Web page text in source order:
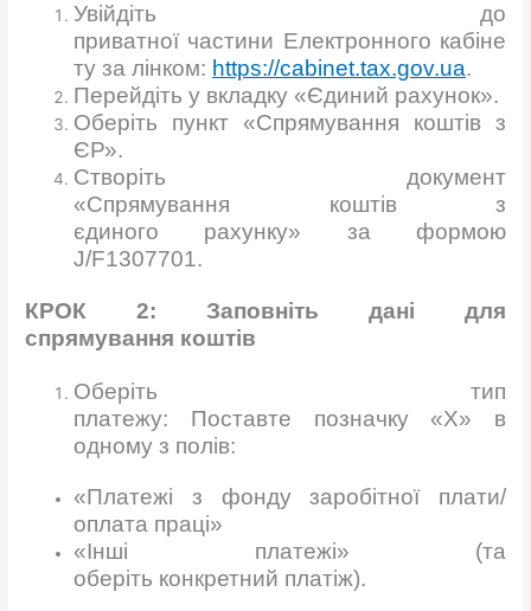
Увійдіть до
приватної частини Електронного кабіне
ту за лінком: https://cabinet.tax.gov.ua.
Перейдіть у вкладку «Єдиний рахунок».
Оберіть пункт «Спрямування коштів з
ЄР».
Створіть документ
«Спрямування коштів з
єдиного рахунку» за формою
J/F1307701.
КРОК 2: Заповніть дані для
спрямування коштів
Оберіть тип
платежу: Поставте позначку «Х» в
одному з полів:
«Платежі з фонду заробітної плати/
оплата праці»
«Інші платежі» (та
оберіть конкретний платіж).